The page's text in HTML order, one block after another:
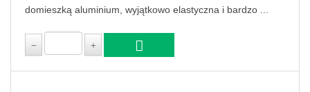
domieszką aluminium, wyjątkowo elastyczna i bardzo ...